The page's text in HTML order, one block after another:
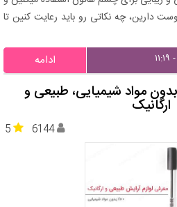
چه نکاتی رو باید رعایت کنین تا
ادامه
مواد شیمیایی، طبیعی و
ارگانیک
5 6144